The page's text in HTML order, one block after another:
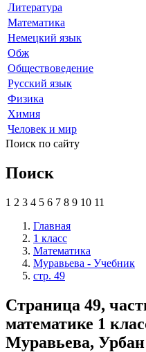
Литература
Математика
Немецкий язык
Обж
Обществоведение
Русский язык
Физика
Химия
Человек и мир
Поиск по сайту
Поиск
1 2 3 4 5 6 7 8 9 10 11
Главная
1 класс
Математика
Муравьева - Учебник
стр. 49
Страница 49,
математике 1
Муравьева, Урбан